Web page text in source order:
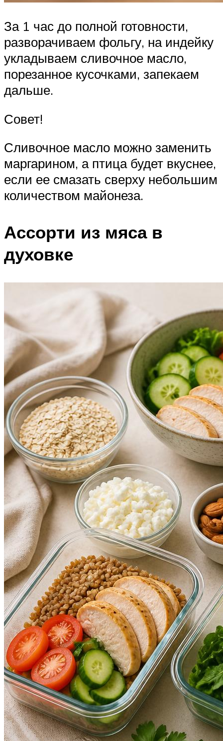
За 1 час до полной готовности,
разворачиваем фольгу, на индейку
укладываем сливочное масло,
порезанное кусочками, запекаем
дальше.
Совет!
Сливочное масло можно заменить
маргарином, а птица будет вкуснее,
если ее смазать сверху небольшим
количеством майонеза.
Ассорти из мяса в
духовке